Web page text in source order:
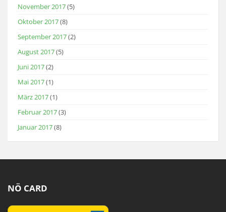
November 2017(5)
Oktober 2017(8)
September 2017(2)
August 2017(5)
Juni 2017(2)
Mai 2017(1)
März 2017(1)
Februar 2017(3)
Januar 2017(8)
NÖ CARD